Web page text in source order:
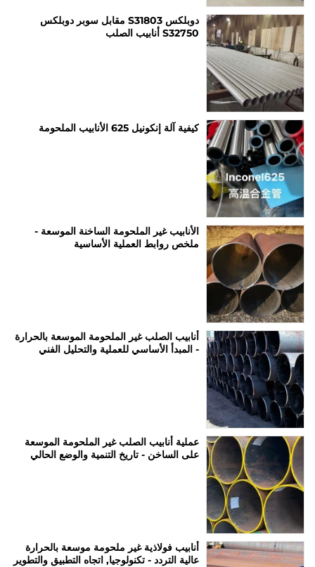
دوبلكس S31803 مقابل سوبر دوبلكس
S32750 أنابيب الصلب
كيفية آلة إنكونيل 625 الأنابيب الملحومة
الأنابيب غير الملحومة الساخنة الموسعة -
ملخص روابط العملية الأساسية
أنابيب الصلب غير الملحومة الموسعة بالحرارة
- المبدأ الأساسي للعملية والتحليل الفني
عملية أنابيب الصلب غير الملحومة الموسعة
على الساخن - تاريخ التنمية والوضع الحالي
أنابيب فولاذية غير ملحومة موسعة بالحرارة
عالية التردد - تكنولوجيا, اتجاه التطبيق والتطوير